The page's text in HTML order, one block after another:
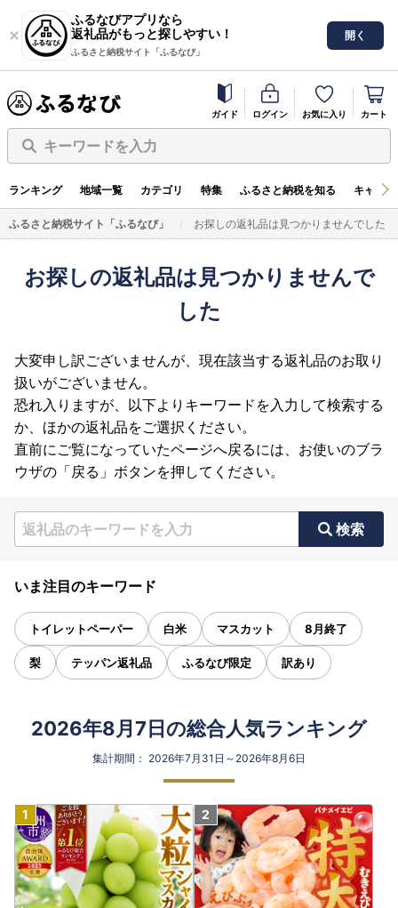
ふるなびアプリなら
返礼品がもっと探しやすい！
ふるさと納税サイト「ふるなび」
開く
ガイド ログイン お気に入り カート
キーワードを入力
ランキング 地域一覧 カテゴリ 特集 ふるさと納税を知る キャン
ふるさと納税サイト「ふるなび」 お探しの返礼品は見つかりませんでした
お探しの返礼品は見つかりませんで
した
大変申し訳ございませんが、現在該当する返礼品のお取り
扱いがございません。
恐れ入りますが、以下よりキーワードを入力して検索する
か、ほかの返礼品をご選択ください。
直前にご覧になっていたページへ戻るには、お使いのブラ
ウザの「戻る」ボタンを押してください。
検索
いま注目のキーワード
トイレットペーパー 白米 マスカット 8月終了
梨 テッパン返礼品 ふるなび限定 訳あり
2026年8月7日の総合人気ランキング
集計期間： 2026年7月31日～2026年8月6日